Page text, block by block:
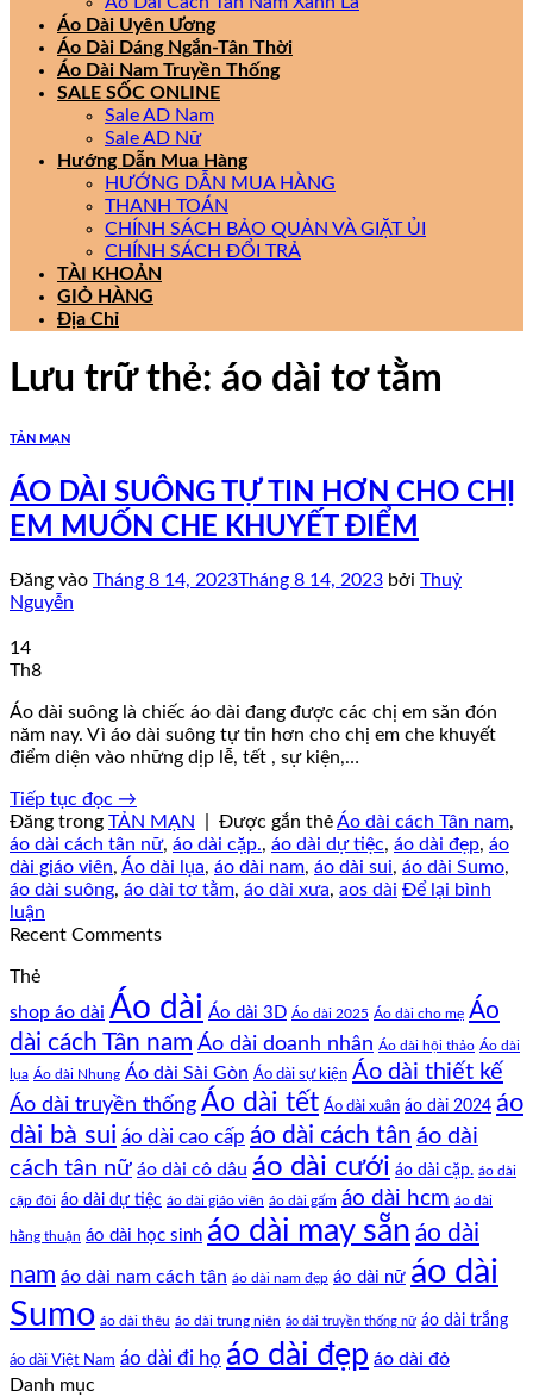
Áo Dài Uyên Ương
Áo Dài Dáng Ngắn-Tân Thời
Áo Dài Nam Truyền Thống
SALE SỐC ONLINE
Sale AD Nam
Sale AD Nữ
Hướng Dẫn Mua Hàng
HƯỚNG DẪN MUA HÀNG
THANH TOÁN
CHÍNH SÁCH BẢO QUẢN VÀ GIẶT ỦI
CHÍNH SÁCH ĐỔI TRẢ
TÀI KHOẢN
GIỎ HÀNG
Địa Chỉ
Lưu trữ thẻ: áo dài tơ tằm
TẢN MẠN
ÁO DÀI SUÔNG TỰ TIN HƠN CHO CHỊ
EM MUỐN CHE KHUYẾT ĐIỂM
Đăng vào Tháng 8 14, 2023Tháng 8 14, 2023 bởi Thuỷ
Nguyễn
14
Th8
Áo dài suông là chiếc áo dài đang được các chị em săn đón
năm nay. Vì áo dài suông tự tin hơn cho chị em che khuyết
điểm diện vào những dịp lễ, tết , sự kiện,…
Tiếp tục đọc →
Đăng trong TẢN MẠN Được gắn thẻÁo dài cách Tân nam,
áo dài cách tân nữ, áo dài cặp., áo dài dự tiệc, áo dài đẹp, áo
dài giáo viên, Áo dài lụa, áo dài nam, áo dài sui, áo dài Sumo,
áo dài suông, áo dài tơ tằm, áo dài xưa, aos dài Để lại bình
luận
Recent Comments
Thẻ
shop áo dài Áo dài Áo dài 3D Áo dài 2025 Áo dài cho mẹ Áo
dài cách Tân nam Áo dài doanh nhân Áo dài hội thảo Áo dài
lụa Áo dài Nhung Áo dài Sài Gòn Áo dài sự kiện Áo dài thiết kế
Áo dài truyền thống Áo dài tết Áo dài xuân áo dài 2024 áo
dài bà sui áo dài cao cấp áo dài cách tân áo dài
cách tân nữ áo dài cô dâu áo dài cưới áo dài cặp. áo dài
cặp đôi áo dài dự tiệc áo dài giáo viên áo dài gấm áo dài hcm áo dài
hằng thuận áo dài học sinh áo dài may sẵn áo dài
nam áo dài nam cách tân áo dài nam đẹp áo dài nữ áo dài
Sumo áo dài thêu áo dài trung niên áo dài truyền thống nữ áo dài trắng
áo dài Việt Nam áo dài đi họ áo dài đẹp áo dài đỏ
Danh mục